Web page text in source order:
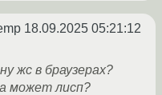
18.09.2025 05:21:12
жс в браузерах?
может лисп?